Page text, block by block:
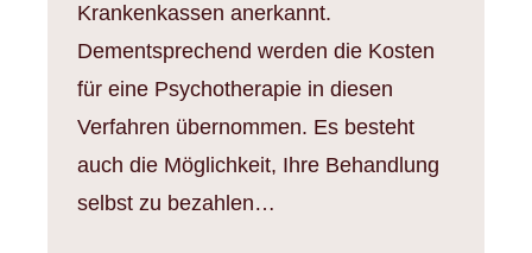
Krankenkassen anerkannt.
Dementsprechend werden die Kosten
für eine Psychotherapie in diesen
Verfahren übernommen. Es besteht
auch die Möglichkeit, Ihre Behandlung
selbst zu bezahlen…